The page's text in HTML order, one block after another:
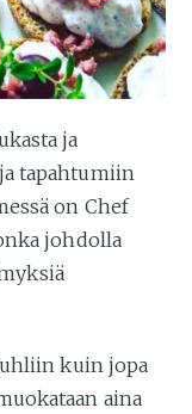
ja
tapahtumiin
on Chef
johdolla
kuin jopa
aina